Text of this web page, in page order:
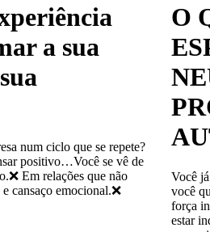
a sua
num ciclo que se repete?
positivo…Você se vê de
Em relações que não
cansaço emocional.❌
O
Você
você
força
estar